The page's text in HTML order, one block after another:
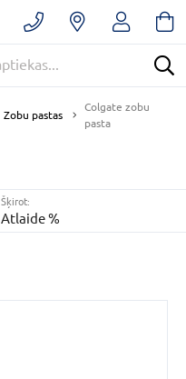
Zobu pastas
Colgate zobu
pasta
Šķirot:
Atlaide %